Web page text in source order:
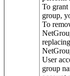
To grant
group,
To
User
group